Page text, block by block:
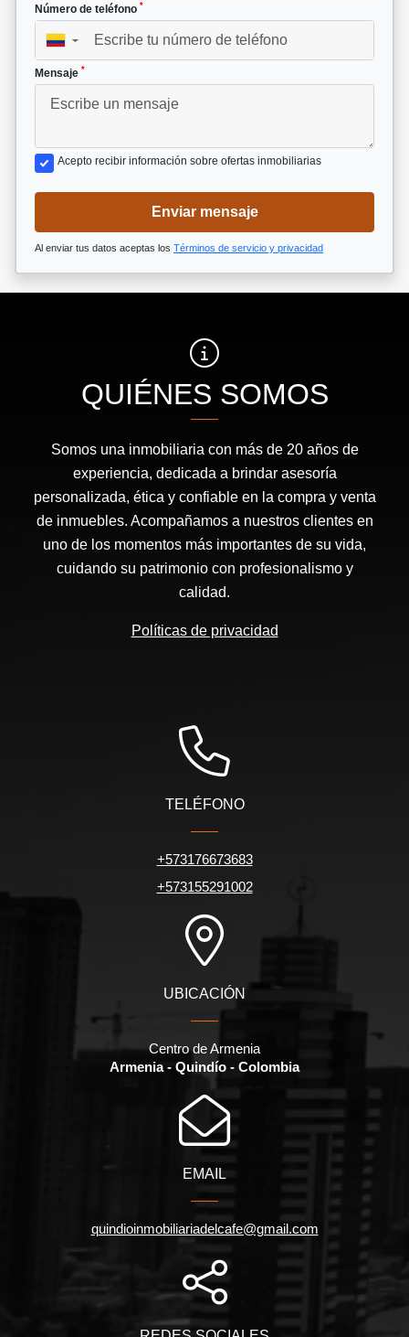
Número de teléfono *
▼
Mensaje *
Acepto recibir información sobre ofertas inmobiliarias
Enviar mensaje
Al enviar tus datos aceptas los Términos de servicio y privacidad
QUIÉNES SOMOS
Somos una inmobiliaria con más de 20 años de
experiencia, dedicada a brindar asesoría
personalizada, ética y confiable en la compra y venta
de inmuebles. Acompañamos a nuestros clientes en
uno de los momentos más importantes de su vida,
cuidando su patrimonio con profesionalismo y
calidad.
Políticas de privacidad
TELÉFONO
+573176673683
+573155291002
UBICACIÓN
Centro de Armenia
Armenia - Quindío - Colombia
EMAIL
quindioinmobiliariadelcafe@gmail.com